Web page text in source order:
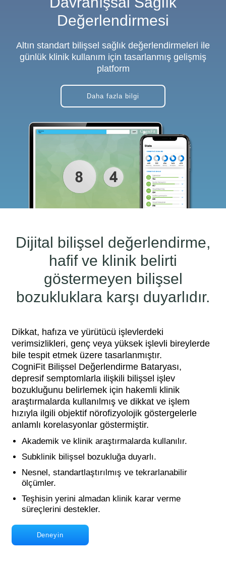
Değerlendirmesi
Altın standart bilişsel sağlık değerlendirmeleri ile
günlük klinik kullanım için tasarlanmış gelişmiş
platform
Daha fazla bilgi
Dijital bilişsel değerlendirme,
hafif ve klinik belirti
göstermeyen bilişsel
bozukluklara karşı duyarlıdır.
Dikkat, hafıza ve yürütücü işlevlerdeki
verimsizlikleri, genç veya yüksek işlevli bireylerde
bile tespit etmek üzere tasarlanmıştır.
CogniFit Bilişsel Değerlendirme Bataryası,
depresif semptomlarla ilişkili bilişsel işlev
bozukluğunu belirlemek için hakemli klinik
araştırmalarda kullanılmış ve dikkat ve işlem
hızıyla ilgili objektif nörofizyolojik göstergelerle
anlamlı korelasyonlar göstermiştir.
Akademik ve klinik araştırmalarda kullanılır.
Subklinik bilişsel bozukluğa duyarlı.
Nesnel, standartlaştırılmış ve tekrarlanabilir
ölçümler.
Teşhisin yerini almadan klinik karar verme
süreçlerini destekler.
Deneyin